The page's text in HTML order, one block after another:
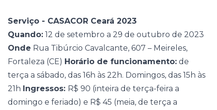
Serviço - CASACOR Ceará 2023
Quando: 12 de setembro a 29 de outubro de 2023
Onde Rua Tibúrcio Cavalcante, 607 – Meireles,
Fortaleza (CE) Horário de funcionamento: de
terça a sábado, das 16h às 22h. Domingos, das 15h às
21h Ingressos: R$ 90 (inteira de terça-feira a
domingo e feriado) e R$ 45 (meia, de terça a